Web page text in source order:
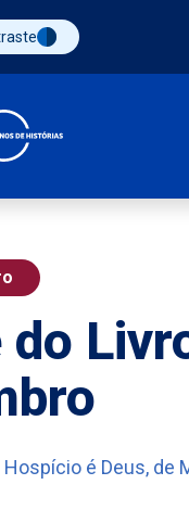
contraste
do
é Deus, de